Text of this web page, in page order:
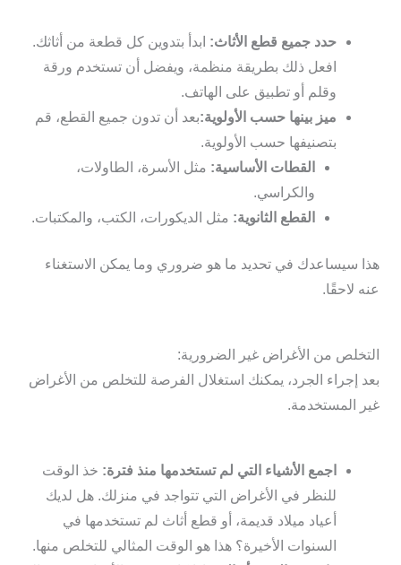
حدد جميع قطع الأثاث: ابدأ بتدوين كل قطعة من أثاثك.
افعل ذلك بطريقة منظمة، ويفضل أن تستخدم ورقة
وقلم أو تطبيق على الهاتف.
ميز بينها حسب الأولوية:بعد أن تدون جميع القطع، قم
بتصنيفها حسب الأولوية.
القطات الأساسية: مثل الأسرة، الطاولات،
والكراسي.
القطع الثانوية: مثل الديكورات، الكتب، والمكتبات.
هذا سيساعدك في تحديد ما هو ضروري وما يمكن الاستغناء
عنه لاحقًا.
التخلص من الأغراض غير الضرورية:
بعد إجراء الجرد، يمكنك استغلال الفرصة للتخلص من الأغراض
غير المستخدمة.
اجمع الأشياء التي لم تستخدمها منذ فترة: خذ الوقت
للنظر في الأغراض التي تتواجد في منزلك. هل لديك
أعياد ميلاد قديمة، أو قطع أثاث لم تستخدمها في
السنوات الأخيرة؟ هذا هو الوقت المثالي للتخلص منها.